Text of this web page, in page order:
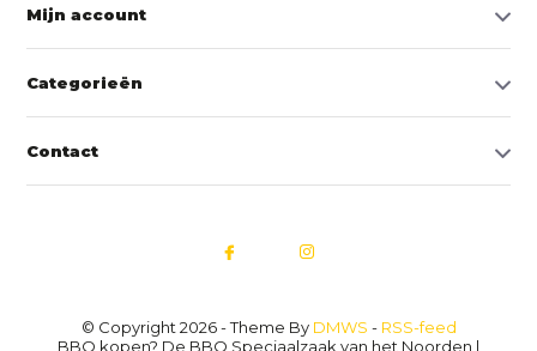
Mijn account
Categorieën
Contact
© Copyright 2026 - Theme By DMWS - RSS-feed
BBQ kopen? De BBQ Speciaalzaak van het Noorden |